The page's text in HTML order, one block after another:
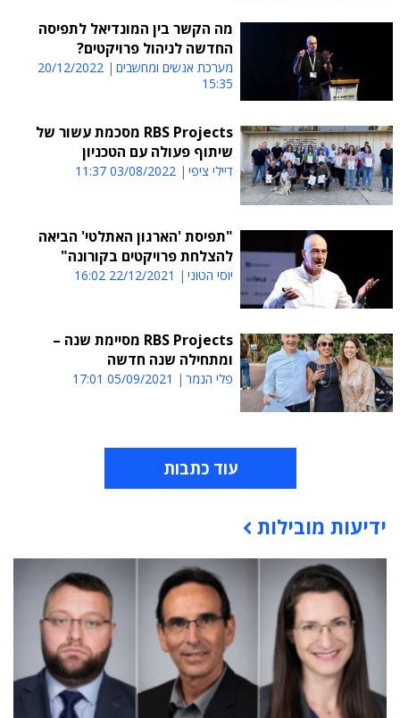
מה הקשר בין המונדיאל לתפיסה
החדשה לניהול פרויקטים?
מערכת אנשים ומחשבים
20/12/2022
15:35
RBS Projects מסכמת עשור של
שיתוף פעולה עם הטכניון
דיילי ציפי 03/08/2022 11:37
"תפיסת 'הארגון האתלטי' הביאה
להצלחת פרויקטים בקורונה"
יוסי הטוני 22/12/2021 16:02
RBS Projects מסיימת שנה –
ומתחילה שנה חדשה
פלי הנמר 05/09/2021 17:01
עוד כתבות
תוכן פרסומי
ידיעות מובילות